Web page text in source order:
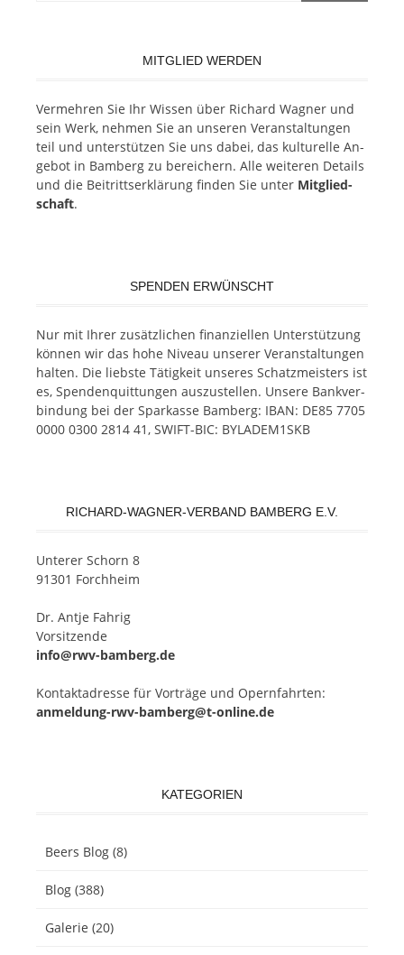
MITGLIED WERDEN
Ver­meh­ren Sie Ihr Wis­sen über Ri­chard Wag­ner und
sein Werk, neh­men Sie an un­se­ren Ver­an­stal­tun­gen
teil und un­ter­stüt­zen Sie uns da­bei, das kul­tu­rel­le An­
ge­bot in Bam­berg zu be­rei­chern. Alle wei­te­ren De­tails
und die Bei­tritts­er­klä­rung fin­den Sie un­ter Mit­glied­
schaft.
SPENDEN ERWÜNSCHT
Nur mit Ih­rer zu­sätz­li­chen fi­nan­zi­el­len Un­ter­stüt­zung
kön­nen wir das hohe Ni­veau un­se­rer Ver­an­stal­tun­gen
hal­ten. Die liebs­te Tä­tig­keit un­se­res Schatz­meis­ters ist
es, Spen­den­quit­tun­gen aus­zu­stel­len. Un­se­re Bank­ver­
bin­dung bei der Spar­kas­se Bam­berg: IBAN: DE85 7705
0000 0300 2814 41, SWIFT-BIC: BYLADEM1SKB
RICHARD-WAGNER-VERBAND BAMBERG E.V.
Un­te­rer Schorn 8
91301 Forchheim
Dr. Ant­je Fahrig
Vorsitzende
info@rwv-bamberg.de
Kon­takt­adres­se für Vor­trä­ge und Opern­fahr­ten:
anmeldung-rwv-bamberg@t-online.de
KATEGORIEN
Beers Blog (8)
Blog (388)
Galerie (20)